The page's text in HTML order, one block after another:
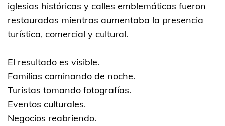
iglesias históricas y calles emblemáticas fueron
restauradas mientras aumentaba la presencia
turística, comercial y cultural.
El resultado es visible.
Familias caminando de noche.
Turistas tomando fotografías.
Eventos culturales.
Negocios reabriendo.